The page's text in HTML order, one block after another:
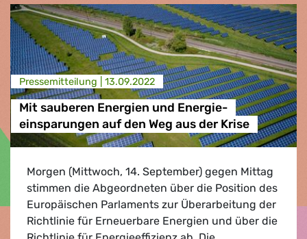
Presse­mitteilung | 13.09.2022
Mit sauberen Energien und Energie-
einsparungen auf den Weg aus der Krise
Morgen (Mittwoch, 14. September) gegen Mittag
stimmen die Abgeordneten über die Position des
Europäischen Parlaments zur Überarbeitung der
Richtlinie für Erneuerbare Energien und über die